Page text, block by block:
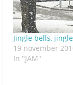
Jingle bells,
19 november
In "JAM"